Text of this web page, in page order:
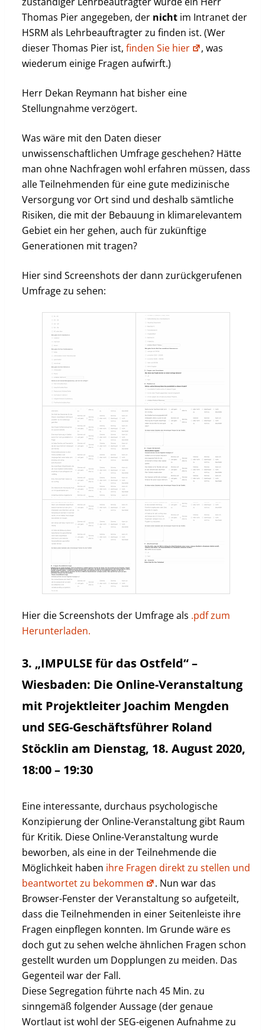
Thomas Pier angegeben, der nichtim Intranet der
HSRM als Lehrbeauftragter zu finden ist. (Wer
dieser Thomas Pier ist, finden Sie hier
, was
wiederum einige Fragen aufwirft.)
Herr Dekan Reymann hat bisher eine
Stellungnahme verzögert.
Was wäre mit den Daten dieser
unwissenschaftlichen Umfrage geschehen? Hätte
man ohne Nachfragen wohl erfahren müssen, dass
alle Teilnehmenden für eine gute medizinische
Versorgung vor Ort sind und deshalb sämtliche
Risiken, die mit der Bebauung in klimarelevantem
Gebiet ein her gehen, auch für zukünftige
Generationen mit tragen?
Hier sind Screenshots der dann zurückgerufenen
Umfrage zu sehen:
Hier die Screenshots der Umfrage als .pdf zum
Herunterladen.
3. „IMPULSE für das Ostfeld“ –
Wiesbaden: Die Online-Veranstaltung
mit Projektleiter Joachim Mengden
und SEG-Geschäftsführer Roland
Stöcklin am Dienstag, 18. August 2020,
18:00 – 19:30
Eine interessante, durchaus psychologische
Konzipierung der Online-Veranstaltung gibt Raum
für Kritik. Diese Online-Veranstaltung wurde
beworben, als eine in der Teilnehmende die
Möglichkeit haben ihre Fragen direkt zu stellen und
beantwortet zu bekommen
. Nun war das
Browser-Fenster der Veranstaltung so aufgeteilt,
dass die Teilnehmenden in einer Seitenleiste ihre
Fragen einpflegen konnten. Im Grunde wäre es
doch gut zu sehen welche ähnlichen Fragen schon
gestellt wurden um Dopplungen zu meiden. Das
Gegenteil war der Fall.
Diese Segregation führte nach 45 Min. zu
sinngemäß folgender Aussage (der genaue
Wortlaut ist wohl der SEG-eigenen Aufnahme zu